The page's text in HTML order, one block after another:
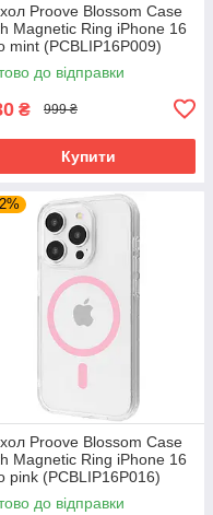
Proove Blossom Case
Magnetic Ring iPhone 16
mint (PCBLIP16P009)
до відправки
₴ 999 ₴
Купити
Proove Blossom Case
Magnetic Ring iPhone 16
pink (PCBLIP16P016)
до відправки